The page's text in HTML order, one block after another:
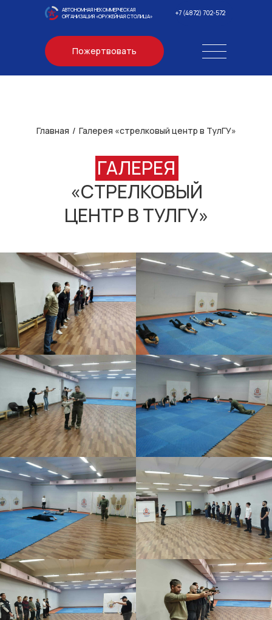
АВТОНОМНАЯ НЕКОММЕРЧЕСКАЯ
ОРГАНИЗАЦИЯ «ОРУЖЕЙНАЯ СТОЛИЦА»
+7 (4872) 702-572
Пожертвовать
Главная / Галерея «стрелковый центр в ТулГУ»
ГАЛЕРЕЯ
«СТРЕЛКОВЫЙ
ЦЕНТР В ТУЛГУ»